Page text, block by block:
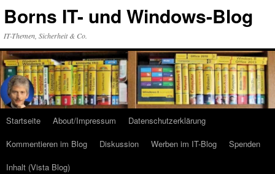
Inhalt
Borns IT- und Windows-Blog
IT-Themen, Sicherheit & Co.
Startseite About/Impressum
Datenschutzerklärung
Kommentieren im Blog
Diskussion Werben im IT-Blog
Spenden
Inhalt (Vista Blog)